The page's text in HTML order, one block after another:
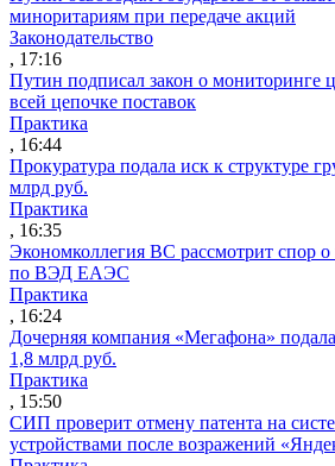
миноритариям при передаче акций
Законодательство
, 17:16
Путин подписал закон о мониторинге
всей цепочке поставок
Практика
, 16:44
Прокуратура подала иск к структуре
млрд руб.
Практика
, 16:35
Экономколлегия ВС рассмотрит спор о
по ВЭД ЕАЭС
Практика
, 16:24
Дочерняя компания «Мегафона»
1,8 млрд руб.
Практика
, 15:50
СИП проверит отмену патента на
устройствами после возражений